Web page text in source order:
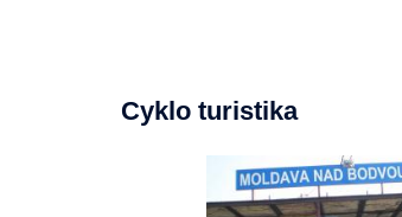
Cyklo turistika